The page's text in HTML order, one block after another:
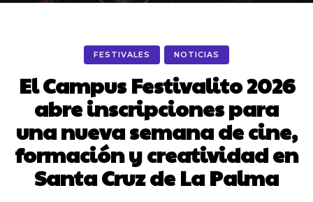
FESTIVALES NOTICIAS
El Campus Festivalito 2026
abre inscripciones para
una nueva semana de cine,
formación y creatividad en
Santa Cruz de La Palma